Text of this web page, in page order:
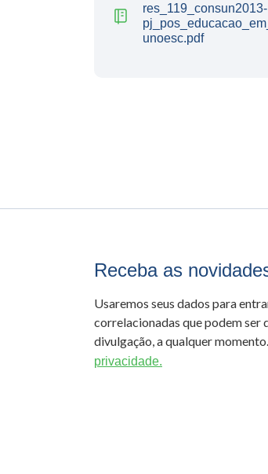
res_119_consun2013-
unoesc.pdf
Receba as
Usaremos seus dados para
correlacionadas que podem ser
divulgação, a qualquer
privacidade.